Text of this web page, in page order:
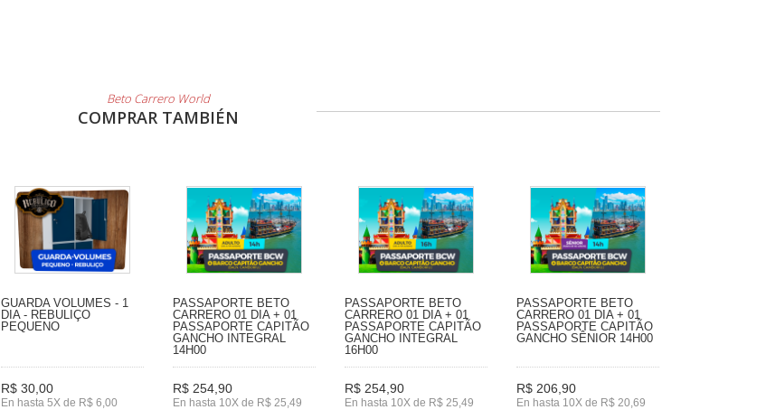
Beto Carrero World
COMPRAR TAMBIÉN
GUARDA VOLUMES - 1
DIA - REBULIÇO
PEQUENO
R$ 30,00
En hasta 5X de R$ 6,00
PASSAPORTE BETO
CARRERO 01 DIA + 01
PASSAPORTE CAPITÃO
GANCHO INTEGRAL
14H00
R$ 254,90
En hasta 10X de R$ 25,49
PASSAPORTE BETO
CARRERO 01 DIA + 01
PASSAPORTE CAPITÃO
GANCHO INTEGRAL
16H00
R$ 254,90
En hasta 10X de R$ 25,49
PASSAPORTE BETO
CARRERO 01 DIA + 01
PASSAPORTE CAPITÃO
GANCHO SÊNIOR 14H00
R$ 206,90
En hasta 10X de R$ 20,69